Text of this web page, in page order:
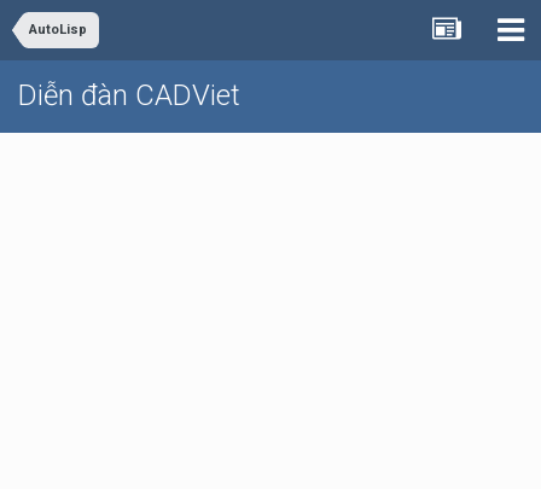
AutoLisp
Diễn đàn CADViet